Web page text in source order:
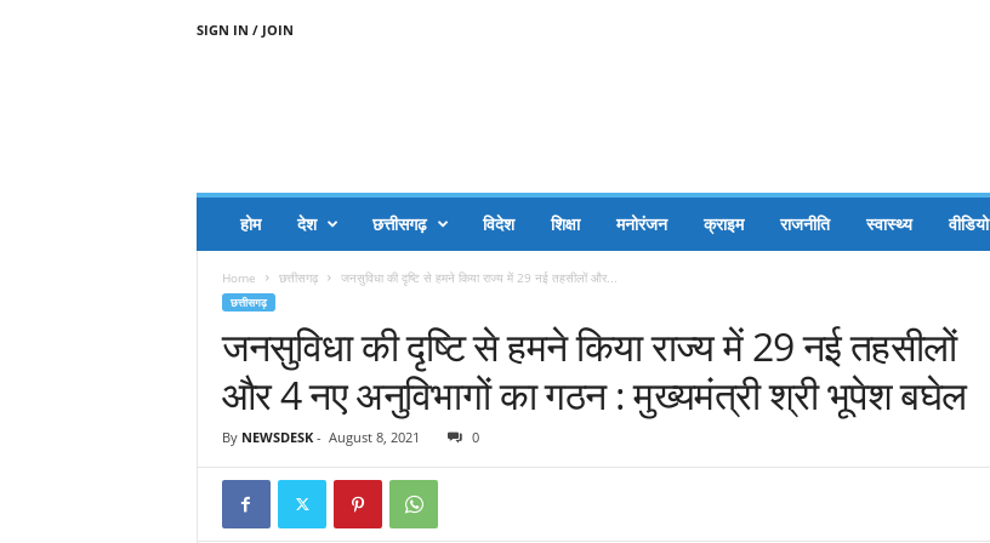
SIGN IN / JOIN
होम देश छत्तीसगढ़ विदेश शिक्षा मनोरंजन क्राइम राजनीति स्वास्थ्य वीडियो
Home छत्तीसगढ़ जनसुविधा की दृष्टि से हमने किया राज्य में 29 नई तहसीलों और...
छत्तीसगढ़
जनसुविधा की दृष्टि से हमने किया राज्य में 29 नई तहसीलों
और 4 नए अनुविभागों का गठन : मुख्यमंत्री श्री भूपेश बघेल
By NEWSDESK- August 8, 2021 0